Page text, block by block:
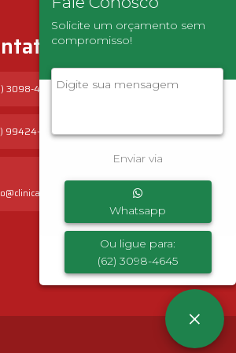
Solicite um orçamento sem
compromisso!
Enviar via
Whatsapp
Ou ligue para:
(62) 3098-4645
×
3098-4645
99424-4543